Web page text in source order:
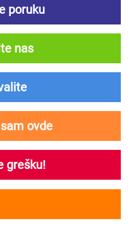
poruku
nas
ovde
grešku!